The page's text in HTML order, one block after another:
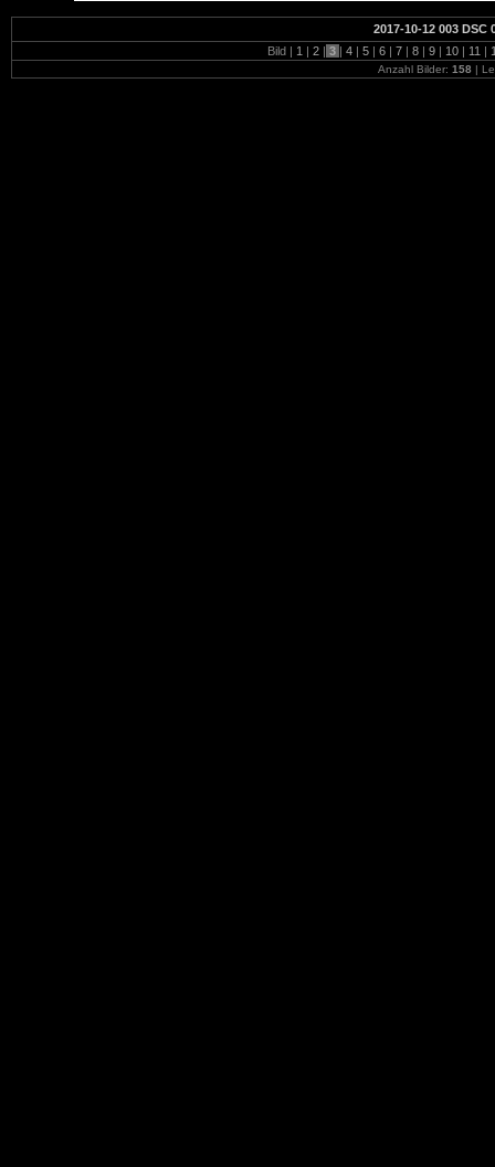
2017-10-12 003 DSC
Bild | 1 | 2 | 3 | 4 | 5 | 6 | 7 | 8 | 9 | 10 | 11 |
Anzahl Bilder: 158 |